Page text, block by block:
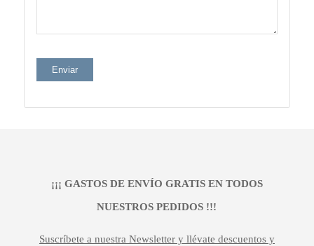
¡¡¡ GASTOS DE ENVÍO GRATIS EN TODOS
NUESTROS PEDIDOS !!!
Suscríbete a nuestra Newsletter y llévate descuentos y